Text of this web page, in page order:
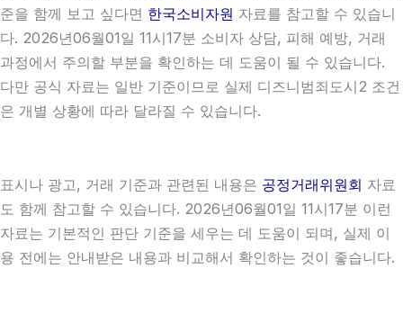
준을 함께 보고 싶다면 한국소비자원 자료를 참고할 수 있습니
다. 2026년06월01일 11시17분 소비자 상담, 피해 예방, 거래
과정에서 주의할 부분을 확인하는 데 도움이 될 수 있습니다.
다만 공식 자료는 일반 기준이므로 실제 디즈니범죄도시2 조건
은 개별 상황에 따라 달라질 수 있습니다.
표시나 광고, 거래 기준과 관련된 내용은 공정거래위원회 자료
도 함께 참고할 수 있습니다. 2026년06월01일 11시17분 이런
자료는 기본적인 판단 기준을 세우는 데 도움이 되며, 실제 이
용 전에는 안내받은 내용과 비교해서 확인하는 것이 좋습니다.